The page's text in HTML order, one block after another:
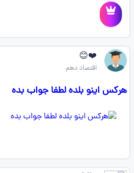
❤️😊
اقتصاد دهم
هرکس اینو بلده لطفا جواب بده